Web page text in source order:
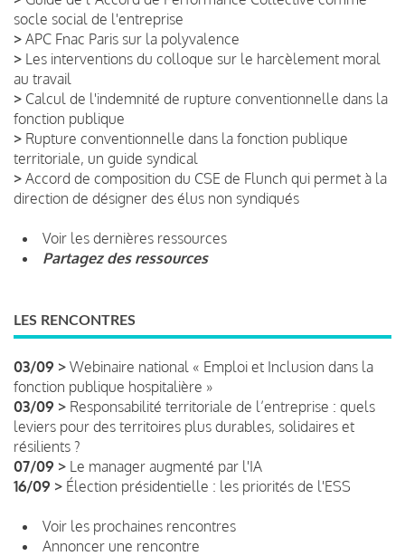
socle social de l'entreprise
> APC Fnac Paris sur la polyvalence
> Les interventions du colloque sur le harcèlement moral
au travail
> Calcul de l'indemnité de rupture conventionnelle dans la
fonction publique
> Rupture conventionnelle dans la fonction publique
territoriale, un guide syndical
> Accord de composition du CSE de Flunch qui permet à la
direction de désigner des élus non syndiqués
Voir les dernières ressources
Partagez des ressources
LES RENCONTRES
03/09 > Webinaire national « Emploi et Inclusion dans la
fonction publique hospitalière »
03/09 > Responsabilité territoriale de l’entreprise : quels
leviers pour des territoires plus durables, solidaires et
résilients ?
07/09 > Le manager augmenté par l'IA
16/09 > Élection présidentielle : les priorités de l'ESS
Voir les prochaines rencontres
Annoncer une rencontre